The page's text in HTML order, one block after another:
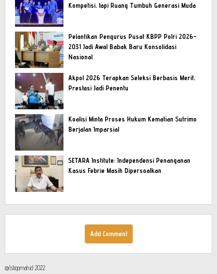
Kompetisi, tapi Ruang Tumbuh Generasi Muda
Pelantikan Pengurus Pusat KBPP Polri 2026–
2031 Jadi Awal Babak Baru Konsolidasi
Nasional
Akpol 2026 Terapkan Seleksi Berbasis Merit,
Prestasi Jadi Penentu
Koalisi Minta Proses Hukum Kematian Sutrimo
Berjalan Imparsial
SETARA Institute: Independensi Penanganan
Kasus Febrie Masih Dipersoalkan
Add Comment
@Istiqomah.id 2022